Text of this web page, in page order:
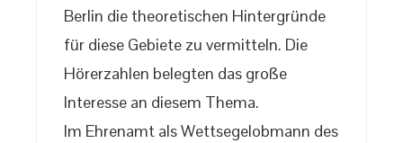
Berlin die theoretischen Hintergründe
für diese Gebiete zu vermitteln. Die
Hörerzahlen belegten das große
Interesse an diesem Thema.
Im Ehrenamt als Wettsegelobmann des